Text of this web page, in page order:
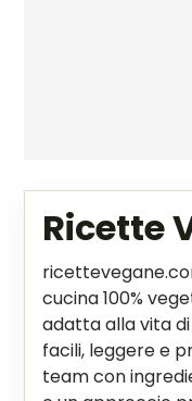
Ricette
cucina 100%
adatta alla vita
facili, leggere e
team con